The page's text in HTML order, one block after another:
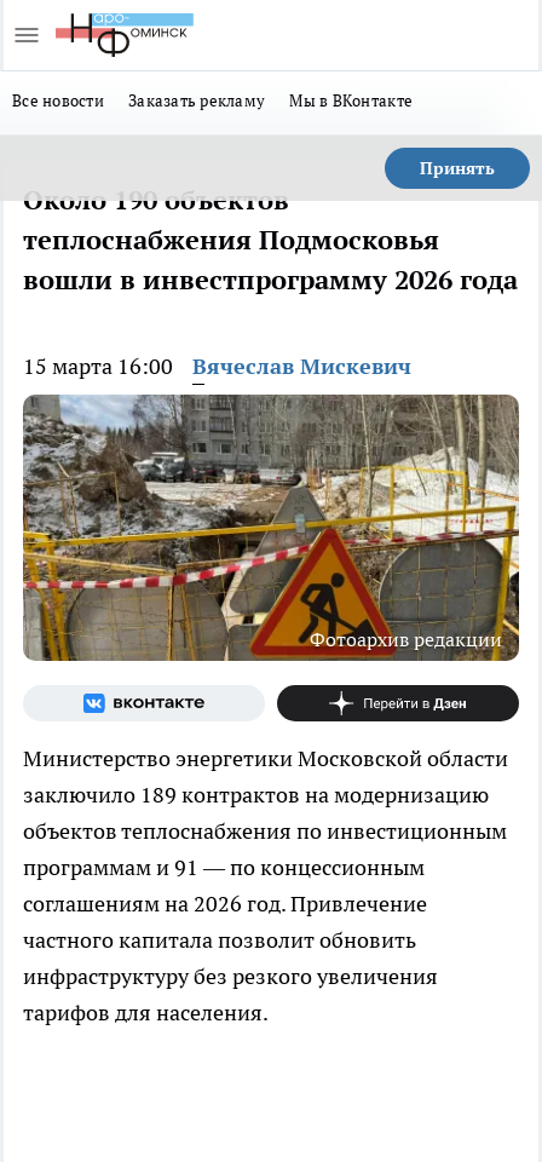
Все новости Заказать рекламу Мы в ВКонтакте
Принять
Около 190 объектов
теплоснабжения Подмосковья
вошли в инвестпрограмму 2026 года
15 марта 16:00 Вячеслав Мискевич
Фотоархив редакции
Министерство энергетики Московской области
заключило 189 контрактов на модернизацию
объектов теплоснабжения по инвестиционным
программам и 91 — по концессионным
соглашениям на 2026 год. Привлечение
частного капитала позволит обновить
инфраструктуру без резкого увеличения
тарифов для населения.